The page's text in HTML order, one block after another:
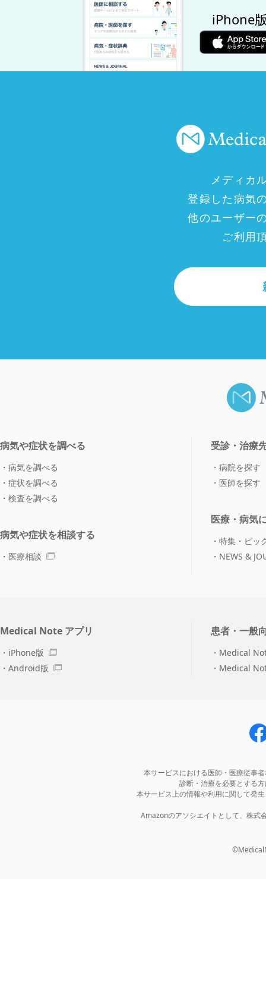
iPhone
メディカ
登録した病気
他のユーザー
ご利用
病気や症状を調べる
病気を調べる
症状を調べる
検査を調べる
病気や症状を相談する
医療相談
受診・治療
病院を探す
医師を探す
医療・病気
特集・ピッ
NEWS &
Medical Note アプリ
iPhone版
Android版
患者・一般
Medical
Medical
本サービスにおける医師・医療従事
診断・治療を必要とする
本サービス上の情報や利用に関して発
Amazonのアソシエイトとして、株式